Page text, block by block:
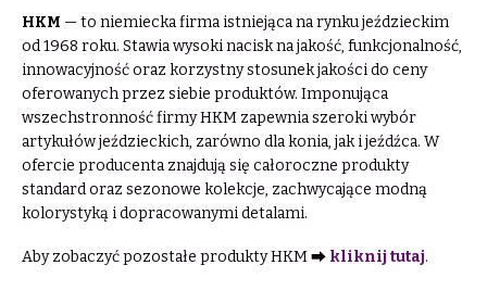
HKM — to niemiecka firma istniejąca na rynku jeździeckim
od 1968 roku. Stawia wysoki nacisk na jakość, funkcjonalność,
innowacyjność oraz korzystny stosunek jakości do ceny
oferowanych przez siebie produktów. Imponująca
wszechstronność firmy HKM zapewnia szeroki wybór
artykułów jeździeckich, zarówno dla konia, jak i jeźdźca. W
ofercie producenta znajdują się całoroczne produkty
standard oraz sezonowe kolekcje, zachwycające modną
kolorystyką i dopracowanymi detalami.
Aby zobaczyć pozostałe produkty HKM ⮕ kliknij tutaj.